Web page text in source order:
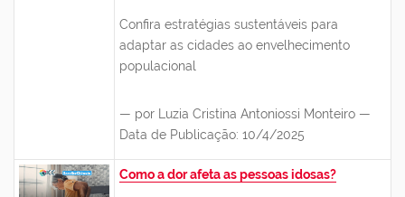
Confira estratégias sustentáveis para
adaptar as cidades ao envelhecimento
populacional
— por Luzia Cristina Antoniossi Monteiro —
Data de Publicação: 10/4/2025
Como a dor afeta as pessoas idosas?